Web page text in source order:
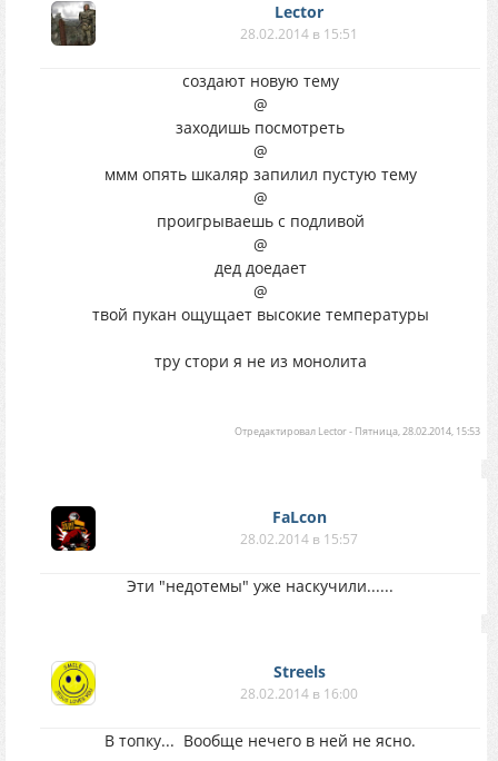
Lector
28.02.2014 в 15:51
создают новую тему
@
заходишь посмотреть
@
ммм опять шкаляр запилил пустую тему
@
проигрываешь с подливой
@
дед доедает
@
твой пукан ощущает высокие температуры
тру стори я не из монолита
Отредактировал Lector- Пятница, 28.02.2014, 15:53
FaLcon
28.02.2014 в 15:57
Эти "недотемы" уже наскучили......
Streels
28.02.2014 в 16:00
В топку... Вообще нечего в ней не ясно.